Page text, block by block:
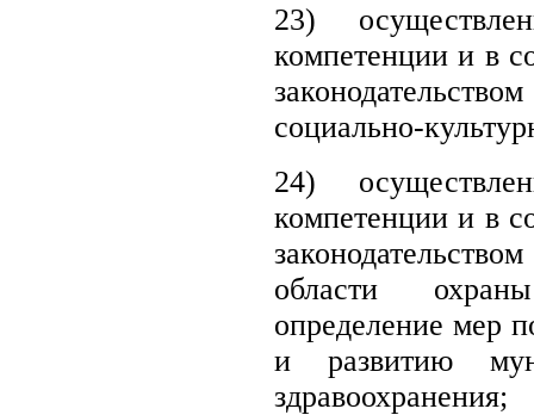
23)
компетенции и в
социально-
24)
компетенции и в
области
определение мер
и развитию
здравоохранения;